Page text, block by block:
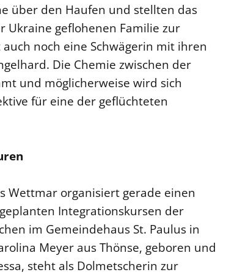
über den Haufen und stellten das
Ukraine geflohenen Familie zur
noch eine Schwägerin mit ihren
Die Chemie zwischen der
und möglicherweise wird sich
für eine der geflüchteten
Wettmar organisiert gerade einen
Integrationskursen der
im Gemeindehaus St. Paulus in
Meyer aus Thönse, geboren und
steht als Dolmetscherin zur